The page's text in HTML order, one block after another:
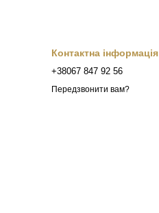
Контактна інформація
+38067 847 92 56
Передзвонити вам?